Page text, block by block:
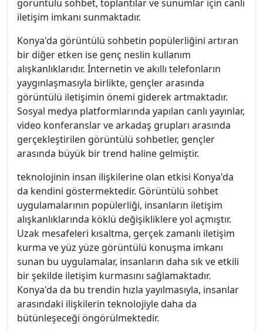
görüntülü sohbet, toplantılar ve sunumlar için canlı
iletişim imkanı sunmaktadır.
Konya'da görüntülü sohbetin popülerliğini artıran
bir diğer etken ise genç neslin kullanım
alışkanlıklarıdır. İnternetin ve akıllı telefonların
yaygınlaşmasıyla birlikte, gençler arasında
görüntülü iletişimin önemi giderek artmaktadır.
Sosyal medya platformlarında yapılan canlı yayınlar,
video konferanslar ve arkadaş grupları arasında
gerçekleştirilen görüntülü sohbetler, gençler
arasında büyük bir trend haline gelmiştir.
teknolojinin insan ilişkilerine olan etkisi Konya'da
da kendini göstermektedir. Görüntülü sohbet
uygulamalarının popülerliği, insanların iletişim
alışkanlıklarında köklü değişikliklere yol açmıştır.
Uzak mesafeleri kısaltma, gerçek zamanlı iletişim
kurma ve yüz yüze görüntülü konuşma imkanı
sunan bu uygulamalar, insanların daha sık ve etkili
bir şekilde iletişim kurmasını sağlamaktadır.
Konya'da da bu trendin hızla yayılmasıyla, insanlar
arasındaki ilişkilerin teknolojiyle daha da
bütünleşeceği öngörülmektedir.